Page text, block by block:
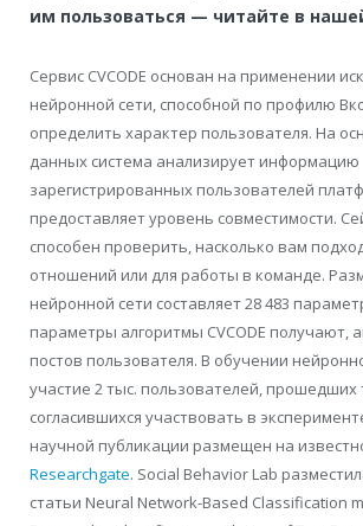
им пользоваться — читайте в
Сервис CVCODE основан на применении
нейронной сети, способной по профилю
определить характер пользователя. На
данных система анализирует информацию
зарегистрированных пользователей
предоставляет уровень совместимости.
способен проверить, насколько вам
отношений или для работы в команде.
нейронной сети составляет 28 483
параметры алгоритмы CVCODE получают,
постов пользователя. В обучении
участие 2 тыс. пользователей, прошедших
согласившихся участвовать в
научной публикации размещен на
Researchgate. Social Behavior Lab
статьи Neural Network-Based Classification